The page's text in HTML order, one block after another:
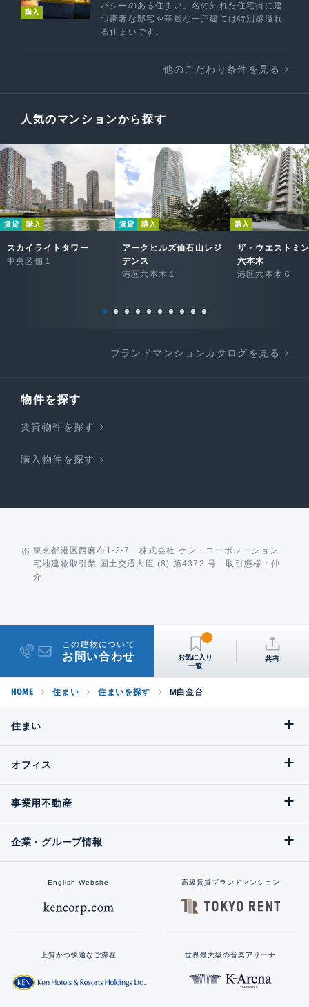
購入
バシーのある住まい。名の知れた住宅街に建
つ豪奢な邸宅や華麗な一戸建ては特別感溢れ
る住まいです。
他のこだわり条件を見る
人気のマンションから探す
賃貸 購入
スカイライトタワー
中央区佃１
賃貸 購入
アークヒルズ仙石山レジ
デンス
港区六本木１
購入
ザ・ウエストミ
六本木
港区六本木６
ブランドマンションカタログを見る
物件を探す
賃貸物件を探す
購入物件を探す
東京都港区西麻布1-2-7 株式会社 ケン・コーポレーション
宅地建物取引業 国土交通大臣 (8) 第4372 号 取引態様：仲
介
この建物について
お問い合わせ 共有
HOME 住まい 住まいを探す M白金台
住まい
オフィス
事業用不動産
企業・グループ情報
English Website 高級賃貸ブランドマンション
上質かつ快適なご滞在 世界最大級の音楽アリーナ